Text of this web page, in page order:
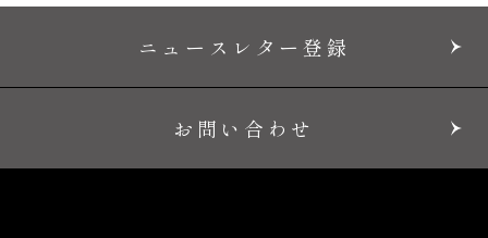
ニュースレター登録
お問い合わせ